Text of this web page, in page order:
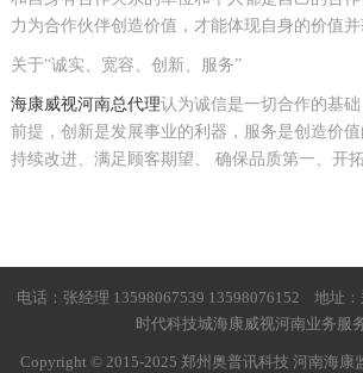
力为合作伙伴创造价值，才能体现自身的价值并
关于“诚实、宽容、创新、服务”
海康威视河南总代理认为诚信是一切合作的基
前提，创新是发展事业的利器，服务是创造价
持续改进、满足顾客期望、 确保品质第一、开拓
电话：张经理 13598067539 13598076152 地址
时代科技城海康威视河南业务服
Copyright © 2015-2025 郑州奥普讯科技 河南海康